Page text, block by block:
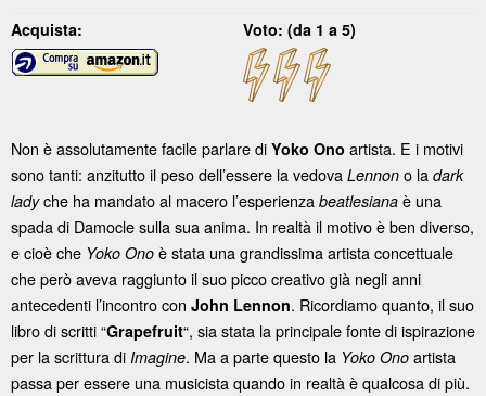
Acquista: Voto: (da 1 a 5)
Non è assolutamente facile parlare di Yoko Ono artista. E i motivi
sono tanti: anzitutto il peso dell’essere la vedova Lennon o la dark
ladyche ha mandato al macero l’esperienza beatlesiana è una
spada di Damocle sulla sua anima. In realtà il motivo è ben diverso,
e cioè che Yoko Ono è stata una grandissima artista concettuale
che però aveva raggiunto il suo picco creativo già negli anni
antecedenti l’incontro con John Lennon. Ricordiamo quanto, il suo
libro di scritti “Grapefruit“, sia stata la principale fonte di ispirazione
per la scrittura di Imagine. Ma a parte questo la Yoko Ono artista
passa per essere una musicista quando in realtà è qualcosa di più.